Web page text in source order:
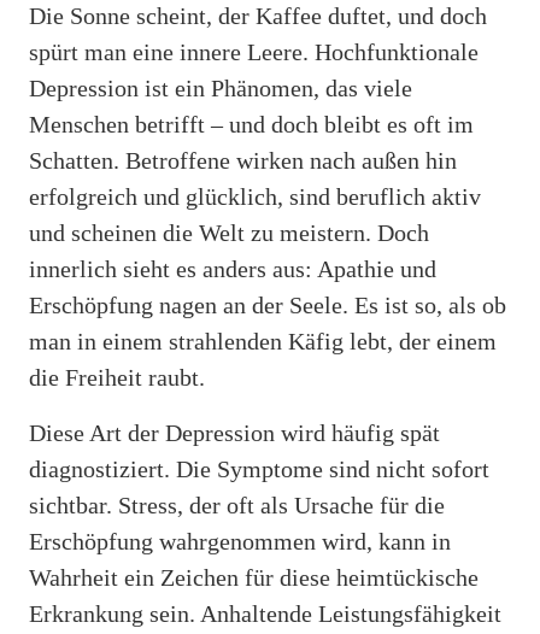
Die Sonne scheint, der Kaffee duftet, und doch
spürt man eine innere Leere. Hochfunktionale
Depression ist ein Phänomen, das viele
Menschen betrifft – und doch bleibt es oft im
Schatten. Betroffene wirken nach außen hin
erfolgreich und glücklich, sind beruflich aktiv
und scheinen die Welt zu meistern. Doch
innerlich sieht es anders aus: Apathie und
Erschöpfung nagen an der Seele. Es ist so, als ob
man in einem strahlenden Käfig lebt, der einem
die Freiheit raubt.
Diese Art der Depression wird häufig spät
diagnostiziert. Die Symptome sind nicht sofort
sichtbar. Stress, der oft als Ursache für die
Erschöpfung wahrgenommen wird, kann in
Wahrheit ein Zeichen für diese heimtückische
Erkrankung sein. Anhaltende Leistungsfähigkeit